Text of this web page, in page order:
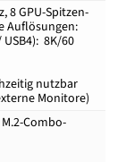
8 GPU-Spitzen-
Auflösungen:
8K/60
nutzbar
Monitore)
Combo-